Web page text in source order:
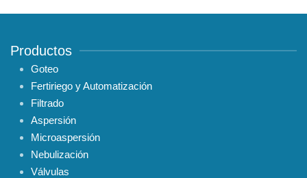
Productos
Goteo
Fertiriego y Automatización
Filtrado
Aspersión
Microaspersión
Nebulización
Válvulas